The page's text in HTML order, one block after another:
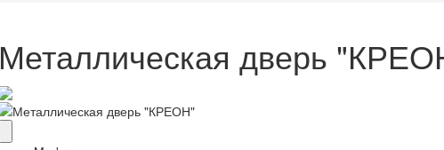
Металлическая дверь